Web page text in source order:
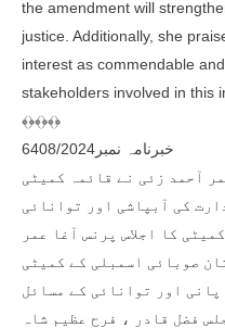
the amendment will
justice. Additionally, she
interest as commendable
stakeholders involved in this
﴾﴿﴾﴿﴾﴿
خبرنامہ نمبر6408/2024
۔پرنس عمر آحمد زئی نے قائمہ کمیٹی
کی آبپاشی اور توانائی
کا اجلاس پرنس آغا عمر
صوبائی اسمبلی کے کمیٹی
پانی اور توانائی کے مسائل
فضل قادر ، فرح عظیم شاہ